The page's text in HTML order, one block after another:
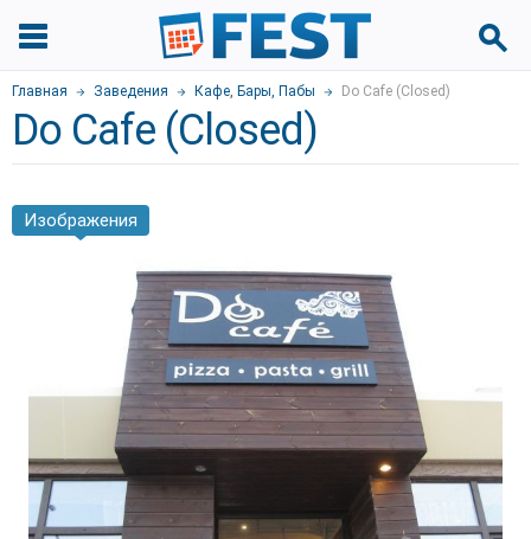
Главная Заведения Кафе, Бары, Пабы Do Cafe (Closed)
Do Cafe (Closed)
Изображения